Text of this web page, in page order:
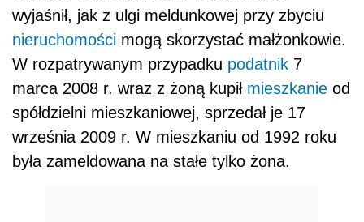
wyjaśnił, jak z ulgi meldunkowej przy zbyciu
nieruchomości mogą skorzystać małżonkowie.
W rozpatrywanym przypadku podatnik 7
marca 2008 r. wraz z żoną kupił mieszkanie od
spółdzielni mieszkaniowej, sprzedał je 17
września 2009 r. W mieszkaniu od 1992 roku
była zameldowana na stałe tylko żona.